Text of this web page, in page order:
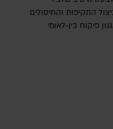
התקיפות והחיסולים
פיקוח בין-לאומי